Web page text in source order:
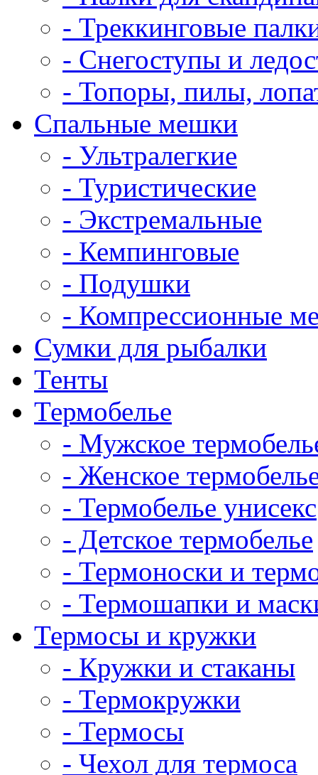
- Треккинговые
- Снегоступы и
- Топоры, пилы,
Спальные мешки
- Ультралегкие
- Туристические
- Экстремальные
- Кемпинговые
- Подушки
- Компрессионные
Сумки для рыбалки
Тенты
Термобелье
- Мужское
- Женское
- Термобелье унисекс
- Детское термобелье
- Термоноски и
- Термошапки и
Термосы и кружки
- Кружки и стаканы
- Термокружки
- Термосы
- Чехол для термоса